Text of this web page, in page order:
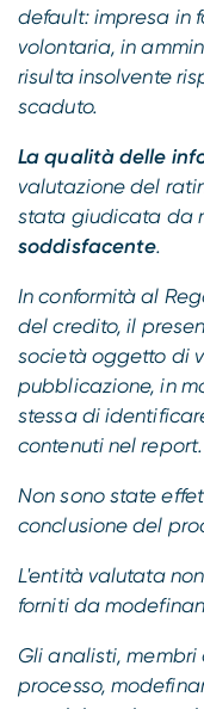
default: impresa in
volontaria, in
risulta insolvente
scaduto.
La qualità delle
valutazione del
stata giudicata da
soddisfacente.
In conformità al
del credito, il
società oggetto di
pubblicazione, in
stessa di
contenuti nel report.
Non sono state
conclusione del
L'entità valutata
forniti da
Gli analisti,
processo,